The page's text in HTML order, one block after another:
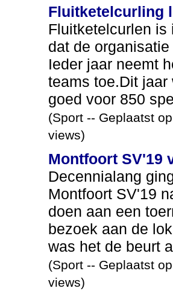
Fluitketelcurling
Fluitketelcurlen is
dat de
Ieder jaar neemt
teams toe.Dit jaar
goed voor 850
(Sport -- Geplaatst
views)
Montfoort SV'19
Decennialang
Montfoort SV'19
doen aan een
bezoek aan de
was het de beurt
(Sport -- Geplaatst
views)